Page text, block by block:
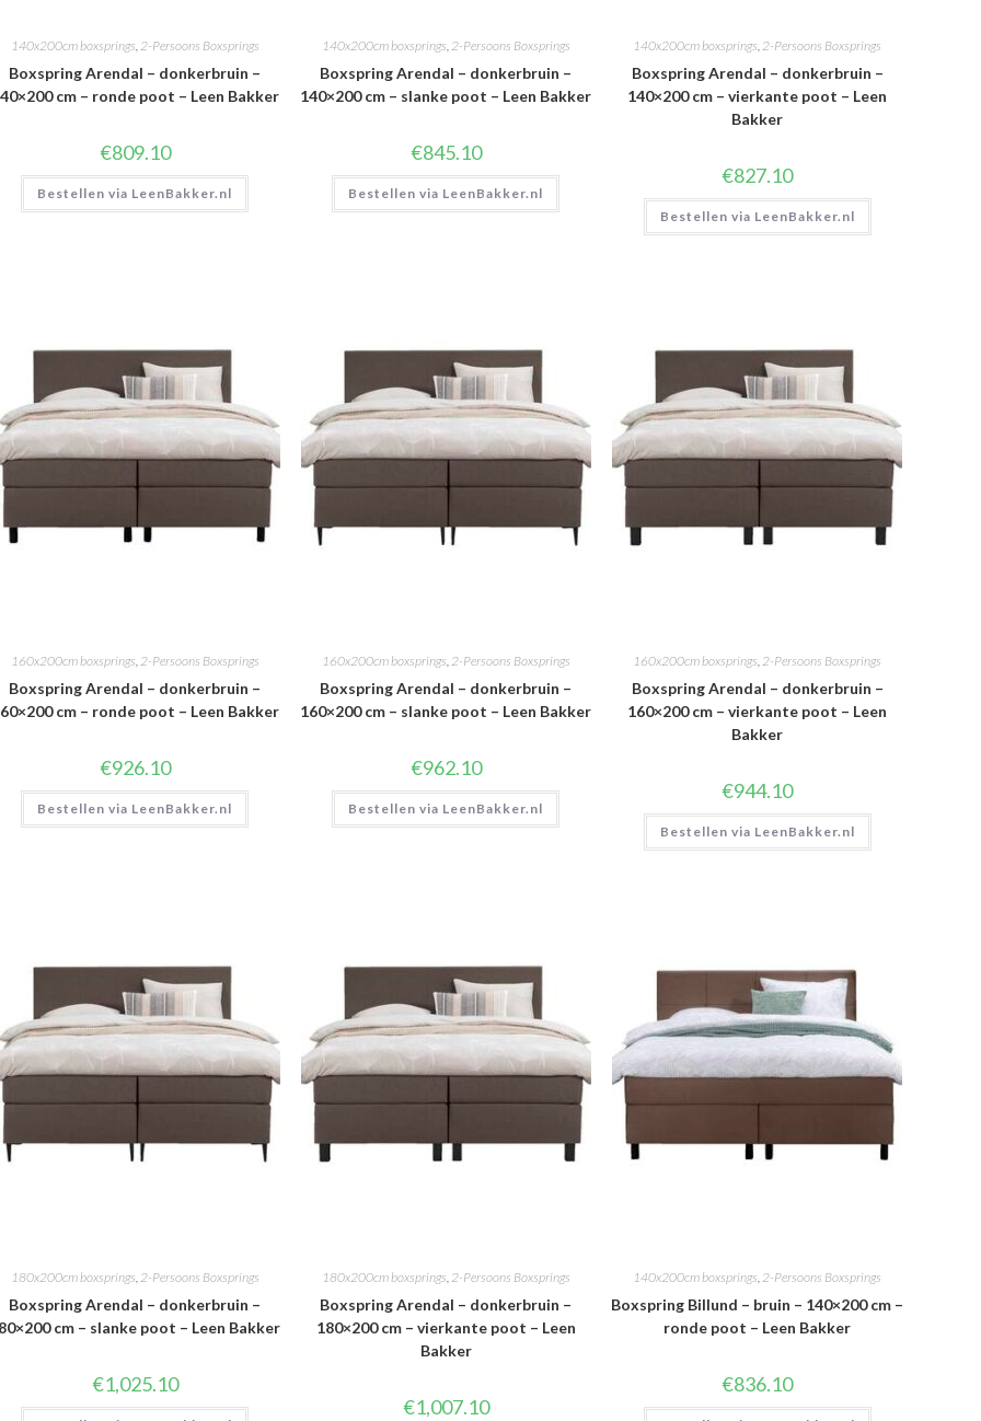
140x200cm boxsprings 2-Persoons Boxsprings
Boxspring Arendal – donkerbruin –
cm – ronde poot – Leen Bakker
€809.10
Bestellen via LeenBakker.nl
140x200cm boxsprings 2-Persoons Boxsprings
Boxspring Arendal – donkerbruin –
140×200 cm – slanke poot – Leen Bakker
€845.10
Bestellen via LeenBakker.nl
140x200cm boxsprings 2-Persoons Boxsprings
Boxspring Arendal – donkerbruin –
140×200 cm – vierkante poot – Leen
Bakker
€827.10
Bestellen via LeenBakker.nl
160x200cm boxsprings,2-Persoons Boxsprings
Boxspring Arendal – donkerbruin –
cm – ronde poot – Leen Bakker
€926.10
Bestellen via LeenBakker.nl
160x200cm boxsprings,2-Persoons Boxsprings
Boxspring Arendal – donkerbruin –
160×200 cm – slanke poot – Leen Bakker
€962.10
Bestellen via LeenBakker.nl
160x200cm boxsprings,2-Persoons Boxsprings
Boxspring Arendal – donkerbruin –
160×200 cm – vierkante poot – Leen
Bakker
€944.10
Bestellen via LeenBakker.nl
180x200cm boxsprings 2-Persoons Boxsprings
Boxspring Arendal – donkerbruin –
cm – slanke poot – Leen Bakker
€1,025.10
180x200cm boxsprings 2-Persoons Boxsprings
Boxspring Arendal – donkerbruin –
180×200 cm – vierkante poot – Leen
Bakker
€1,007.10
140x200cm boxsprings 2-Persoons Boxsprings
Boxspring Billund – bruin – 140×200 cm –
ronde poot – Leen Bakker
€836.10